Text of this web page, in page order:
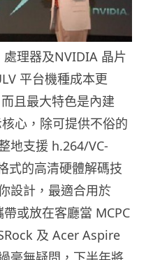
理器及NVIDIA 晶片
平台機種成本更
且最大特色是內建
心，除可提供不俗的
地支援 h.264/VC-
式的高清硬體解碼技
設計，最適合用於
或放在客廳當 MCPC
及 Acer Aspire